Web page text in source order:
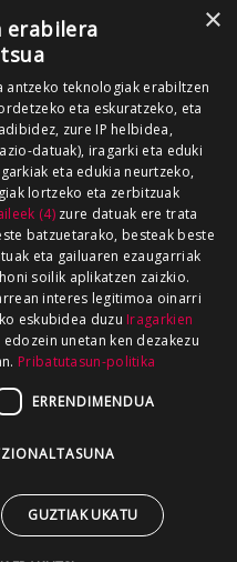
×
erabilera
antzeko teknologiak erabiltzen
eta eskuratzeko, eta
zure IP helbidea,
datuak), iragarki eta eduki
eta edukia neurtzeko,
lortzeko eta zerbitzuak
(4)zure datuak ere trata
batzuetarako, besteak beste
eta gailuaren ezaugarriak
soilik aplikatzen zaizkio.
interes legitimoa oinarri
eskubidea duzu Iragarkien
unetan ken dezakezu
Pribatutasun-politika
ERRENDIMENDUA
GUZTIAK UKATU